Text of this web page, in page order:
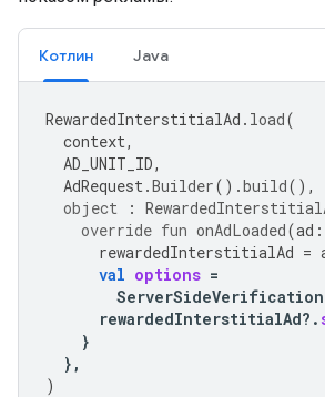
Котлин Java
RewardedInterstitialAd . load(
context,
AD_UNIT_ID,
AdRequest.Builder().build(),
object
:
override fun onAdLoaded(ad :
rewardedInterstitialAd =
val options =
rewardedInterstitialAd?.
}
},
)